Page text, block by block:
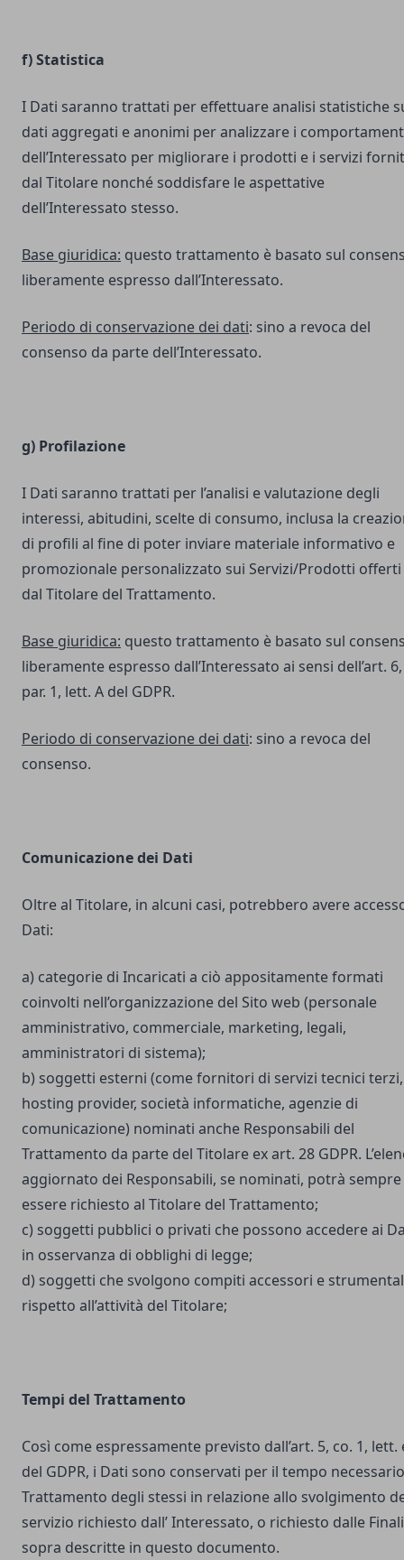
f) Statistica
I Dati saranno trattati per effettuare analisi statistiche
dati aggregati e anonimi per analizzare i
dell’Interessato per migliorare i prodotti e i servizi
dal Titolare nonché soddisfare le aspettative
dell’Interessato stesso.
Base giuridica: questo trattamento è basato sul
liberamente espresso dall’Interessato.
Periodo di conservazione dei dati: sino a revoca del
consenso da parte dell’Interessato.
g) Profilazione
I Dati saranno trattati per l’analisi e valutazione degli
interessi, abitudini, scelte di consumo, inclusa la
di profili al fine di poter inviare materiale informativo e
promozionale personalizzato sui Servizi/Prodotti offerti
dal Titolare del Trattamento.
Base giuridica: questo trattamento è basato sul
liberamente espresso dall’Interessato ai sensi dell’art. 6,
par. 1, lett. A del GDPR.
Periodo di conservazione dei dati: sino a revoca del
consenso.
Comunicazione dei Dati
Oltre al Titolare, in alcuni casi, potrebbero avere
Dati:
a) categorie di Incaricati a ciò appositamente formati
coinvolti nell’organizzazione del Sito web (personale
amministrativo, commerciale, marketing, legali,
amministratori di sistema);
b) soggetti esterni (come fornitori di servizi tecnici terzi,
hosting provider, società informatiche, agenzie di
comunicazione) nominati anche Responsabili del
Trattamento da parte del Titolare ex art. 28 GDPR.
aggiornato dei Responsabili, se nominati, potrà sempre
essere richiesto al Titolare del Trattamento;
c) soggetti pubblici o privati che possono accedere ai
in osservanza di obblighi di legge;
d) soggetti che svolgono compiti accessori e
rispetto all’attività del Titolare;
Tempi del Trattamento
Così come espressamente previsto dall’art. 5, co. 1, lett.
del GDPR, i Dati sono conservati per il tempo
Trattamento degli stessi in relazione allo svolgimento
servizio richiesto dall’ Interessato, o richiesto dalle
sopra descritte in questo documento.